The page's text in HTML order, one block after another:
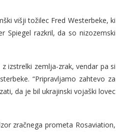
višji tožilec Fred Westerbeke, ki
Spiegel razkril, da so nizozemski
izstrelki zemlja-zrak, vendar pa si
“Pripravljamo zahtevo za
da je bil ukrajinski vojaški lovec
zračnega prometa Rosaviation,